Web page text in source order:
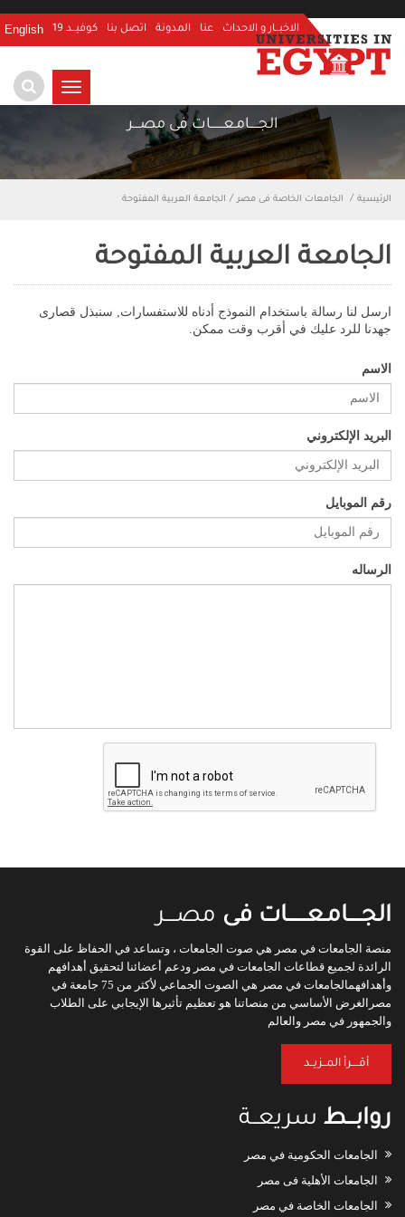
الاخبــار و الاحداث عنا المدونة اتصل بنا كوفيــد 19 English
TOGGLE
NAVIGATION
الجـــــامـعـــــــات فى مصــــر
الرئيسية الجامعات الخاصة فى مصر الجامعة العربية المفتوحة
الجامعة العربية المفتوحة
ارسل لنا رسالة باستخدام النموذج أدناه للاستفسارات, سنبذل قصارى
جهدنا للرد عليك في أقرب وقت ممكن.
الاسم
البريد الإلكتروني
رقم الموبايل
الرساله
الجـــــامـعـــــــات فى مصــــر
منصة الجامعات في مصر هي صوت الجامعات ، وتساعد في الحفاظ على القوة
الرائدة لجميع قطاعات الجامعات في مصر ودعم أعضائنا لتحقيق أهدافهم
وأهدافهمالجامعات في مصر هي الصوت الجماعي لأكثر من 75 جامعة في
مصرالغرض الأساسي من منصاتنا هو تعظيم تأثيرها الإيجابي على الطلاب
والجمهور في مصر والعالم
أقــــرأ المــزيــد
روابـــط سريعــة
الجامعات الحكومية في مصر
الجامعات الأهلية فى مصر
الجامعات الخاصة في مصر